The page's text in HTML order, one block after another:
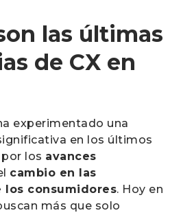
las últimas
de CX en
experimentado una
en los últimos
los avances
cambio en las
los consumidores. Hoy en
más que solo